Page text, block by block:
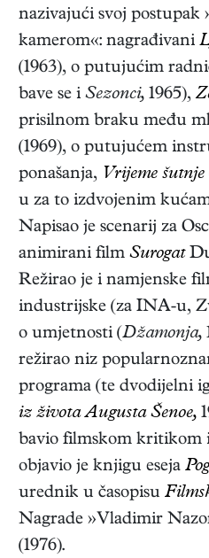
nazivajući svoj postupak
kamerom«: nagrađivani
(1963), o putujućim
bave se i Sezonci, 1965),
prisilnom braku među
(1969), o putujućem
ponašanja, Vrijeme šutnje
u za to izdvojenim
Napisao je scenarij za
animirani film Surogat
Režirao je i namjenske
industrijske (za INA-u,
o umjetnosti (Džamonja,
režirao niz
programa (te dvodijelni
iz života Augusta Šenoe,
bavio filmskom kritikom
objavio je knjigu eseja
urednik u časopisu
Nagrade »Vladimir
(1976).